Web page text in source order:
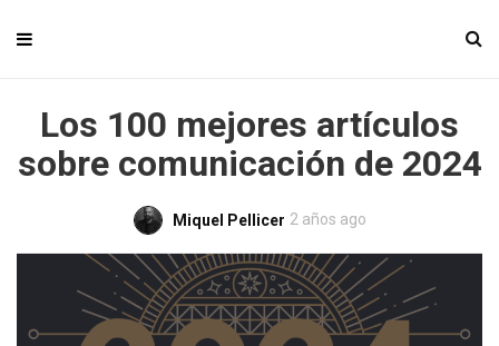
Los 100 mejores artículos
sobre comunicación de 2024
Miquel Pellicer 2 años ago